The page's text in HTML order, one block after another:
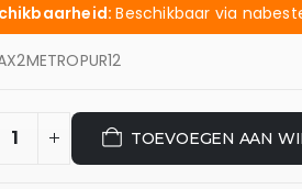
Beschikbaar via
TOEVOEGEN AAN